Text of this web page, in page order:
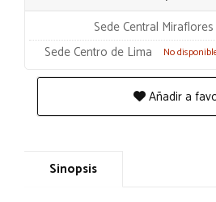
Sede Central Miraflores
Sede Centro de Lima No
Añadir a
Sinopsis